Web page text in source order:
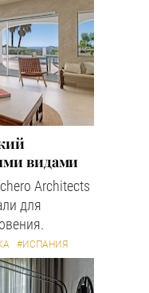
видами
Architects
для
#ИСПАНИЯ